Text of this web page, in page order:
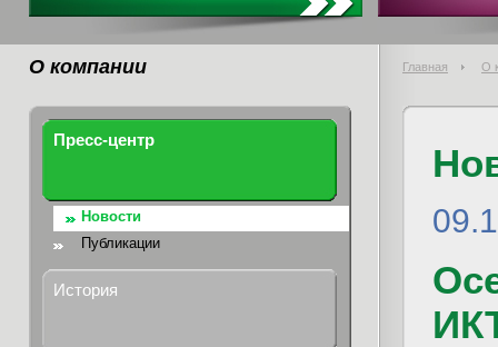
О компании Главная О
Пресс-центр
Новости
Публикации
История